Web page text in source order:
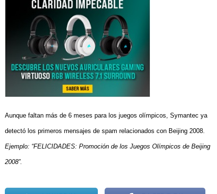
Aunque faltan más de 6 meses para los juegos olímpicos, Symantec ya
detectó los primeros mensajes de spam relacionados con Beijing 2008.
Ejemplo: “FELICIDADES: Promoción de los Juegos Olímpicos de Beijing
2008”.